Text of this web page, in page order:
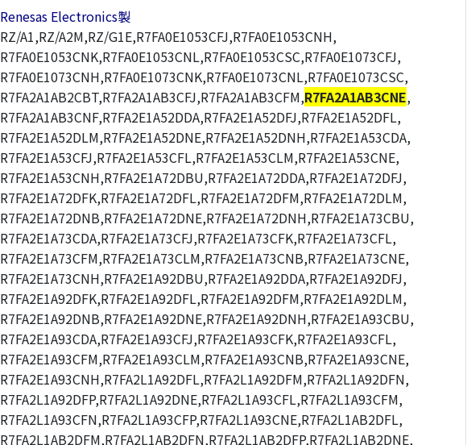
Renesas Electronics製
RZ/A1,RZ/A2M,RZ/G1E,R7FA0E1053CFJ,R7FA0E1053CNH,
R7FA0E1053CNK,R7FA0E1053CNL,R7FA0E1053CSC,R7FA0E1073CFJ,
R7FA0E1073CNH,R7FA0E1073CNK,R7FA0E1073CNL,R7FA0E1073CSC,
R7FA2A1AB2CBT,R7FA2A1AB3CFJ,R7FA2A1AB3CFM,R7FA2A1AB3CNE,
R7FA2A1AB3CNF,R7FA2E1A52DDA,R7FA2E1A52DFJ,R7FA2E1A52DFL,
R7FA2E1A52DLM,R7FA2E1A52DNE,R7FA2E1A52DNH,R7FA2E1A53CDA,
R7FA2E1A53CFJ,R7FA2E1A53CFL,R7FA2E1A53CLM,R7FA2E1A53CNE,
R7FA2E1A53CNH,R7FA2E1A72DBU,R7FA2E1A72DDA,R7FA2E1A72DFJ,
R7FA2E1A72DFK,R7FA2E1A72DFL,R7FA2E1A72DFM,R7FA2E1A72DLM,
R7FA2E1A72DNB,R7FA2E1A72DNE,R7FA2E1A72DNH,R7FA2E1A73CBU,
R7FA2E1A73CDA,R7FA2E1A73CFJ,R7FA2E1A73CFK,R7FA2E1A73CFL,
R7FA2E1A73CFM,R7FA2E1A73CLM,R7FA2E1A73CNB,R7FA2E1A73CNE,
R7FA2E1A73CNH,R7FA2E1A92DBU,R7FA2E1A92DDA,R7FA2E1A92DFJ,
R7FA2E1A92DFK,R7FA2E1A92DFL,R7FA2E1A92DFM,R7FA2E1A92DLM,
R7FA2E1A92DNB,R7FA2E1A92DNE,R7FA2E1A92DNH,R7FA2E1A93CBU,
R7FA2E1A93CDA,R7FA2E1A93CFJ,R7FA2E1A93CFK,R7FA2E1A93CFL,
R7FA2E1A93CFM,R7FA2E1A93CLM,R7FA2E1A93CNB,R7FA2E1A93CNE,
R7FA2E1A93CNH,R7FA2L1A92DFL,R7FA2L1A92DFM,R7FA2L1A92DFN,
R7FA2L1A92DFP,R7FA2L1A92DNE,R7FA2L1A93CFL,R7FA2L1A93CFM,
R7FA2L1A93CFN,R7FA2L1A93CFP,R7FA2L1A93CNE,R7FA2L1AB2DFL,
R7FA2L1AB2DFM,R7FA2L1AB2DFN,R7FA2L1AB2DFP,R7FA2L1AB2DNE,